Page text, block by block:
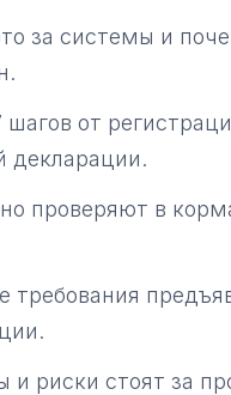
за системы и
шагов от
декларации.
проверяют в
требования
и риски стоят за